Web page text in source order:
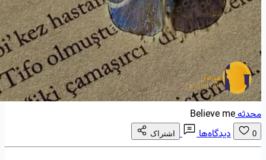
محدثهBelieve me
0 دیدگاه‌ها اشتراک